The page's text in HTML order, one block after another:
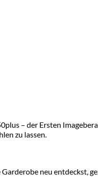
– der Ersten
zu lassen.
neu entdeckst,